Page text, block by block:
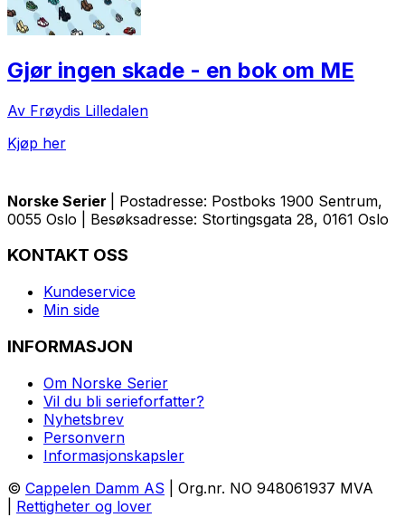
Gjør ingen skade - en bok om ME
Av Frøydis Lilledalen
Kjøp her
Norske Serier
| Postadresse: Postboks 1900 Sentrum,
0055 Oslo | Besøksadresse: Stortingsgata 28, 0161 Oslo
KONTAKT OSS
Kundeservice
Min side
INFORMASJON
Om Norske Serier
Vil du bli serieforfatter?
Nyhetsbrev
Personvern
Informasjonskapsler
© Cappelen Damm AS | Org.nr. NO 948061937 MVA
Rettigheter og lover